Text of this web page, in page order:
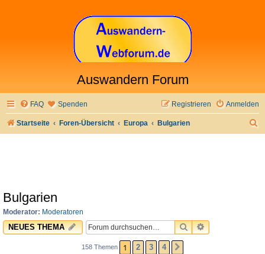
Auswandern Forum
FAQ Spenden Anmelden
Registrieren
Startseite Foren-Übersicht Europa Bulgarien
Bulgarien
Moderator: Moderatoren
NEUES THEMA SUCHEERWEITERTE
158 Themen 1 2 3 4